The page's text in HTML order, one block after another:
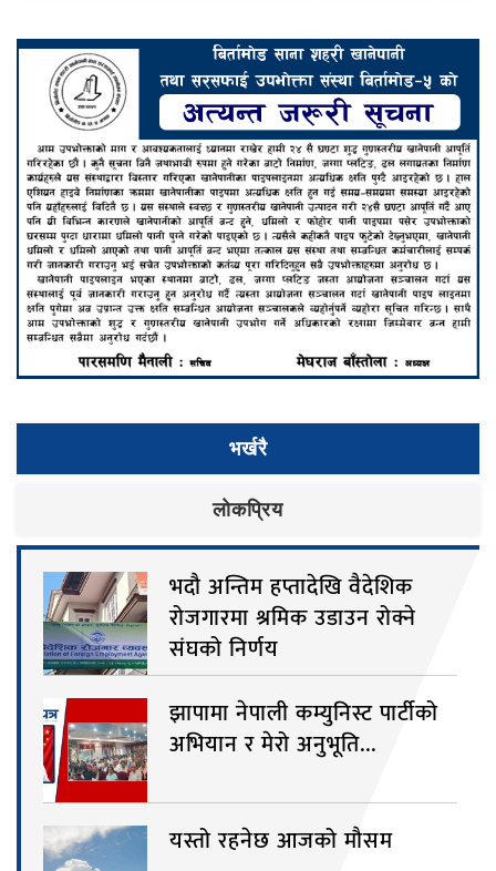
भर्खरै
लाेकप्रिय
भदौ अन्तिम हप्तादेखि वैदेशिक
रोजगारमा श्रमिक उडाउन रोक्ने
संघको निर्णय
झापामा नेपाली कम्युनिस्ट पार्टीको
अभियान र मेरो अनुभूति...
यस्तो रहनेछ आजको मौसम